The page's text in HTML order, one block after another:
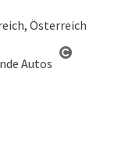
Österreich